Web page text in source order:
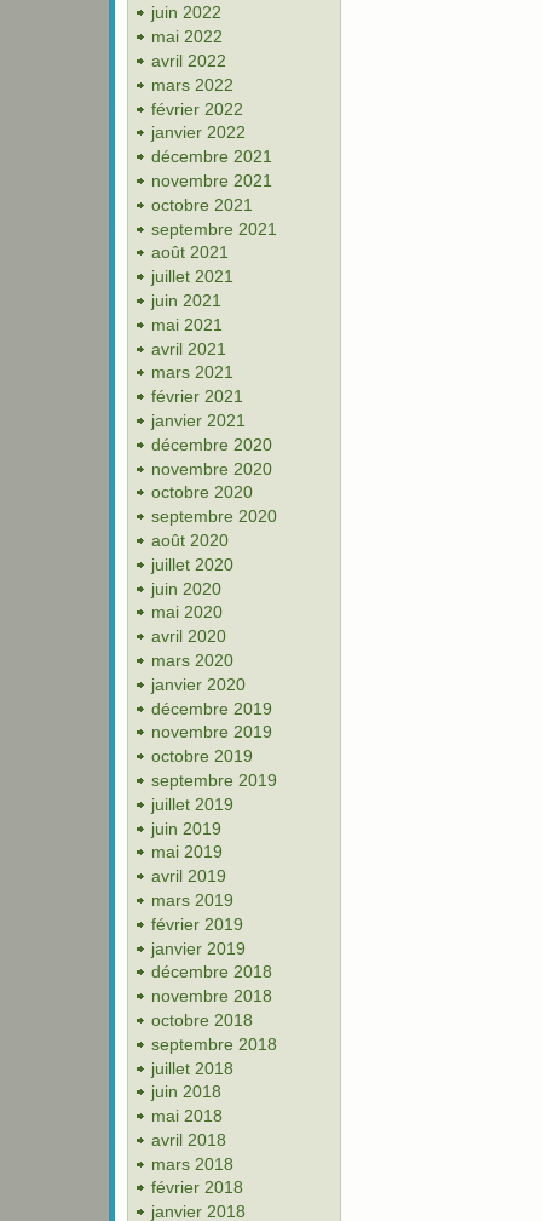
juin 2022
mai 2022
avril 2022
mars 2022
février 2022
janvier 2022
décembre 2021
novembre 2021
octobre 2021
septembre 2021
août 2021
juillet 2021
juin 2021
mai 2021
avril 2021
mars 2021
février 2021
janvier 2021
décembre 2020
novembre 2020
octobre 2020
septembre 2020
août 2020
juillet 2020
juin 2020
mai 2020
avril 2020
mars 2020
janvier 2020
décembre 2019
novembre 2019
octobre 2019
septembre 2019
juillet 2019
juin 2019
mai 2019
avril 2019
mars 2019
février 2019
janvier 2019
décembre 2018
novembre 2018
octobre 2018
septembre 2018
juillet 2018
juin 2018
mai 2018
avril 2018
mars 2018
février 2018
janvier 2018